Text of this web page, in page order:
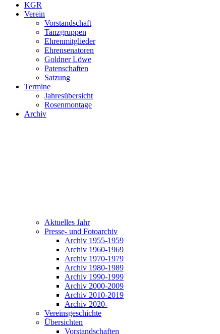
KGR
Verein
Vorstandschaft
Tanzgruppen
Ehrenmitglieder
Ehrensenatoren
Goldner Löwe
Patenschaften
Satzung
Termine
Jahresübersicht
Rosenmontage
Archiv
Aktuelles Jahr
Presse- und Fotoarchiv
Archiv 1955-1959
Archiv 1960-1969
Archiv 1970-1979
Archiv 1980-1989
Archiv 1990-1999
Archiv 2000-2009
Archiv 2010-2019
Archiv 2020-
Vereinsgeschichte
Übersichten
Vorstandschaften